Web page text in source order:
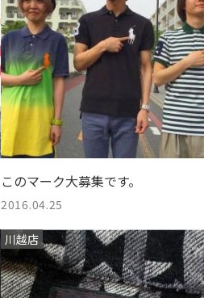
このマーク大募集です。
2016.04.25
川越店